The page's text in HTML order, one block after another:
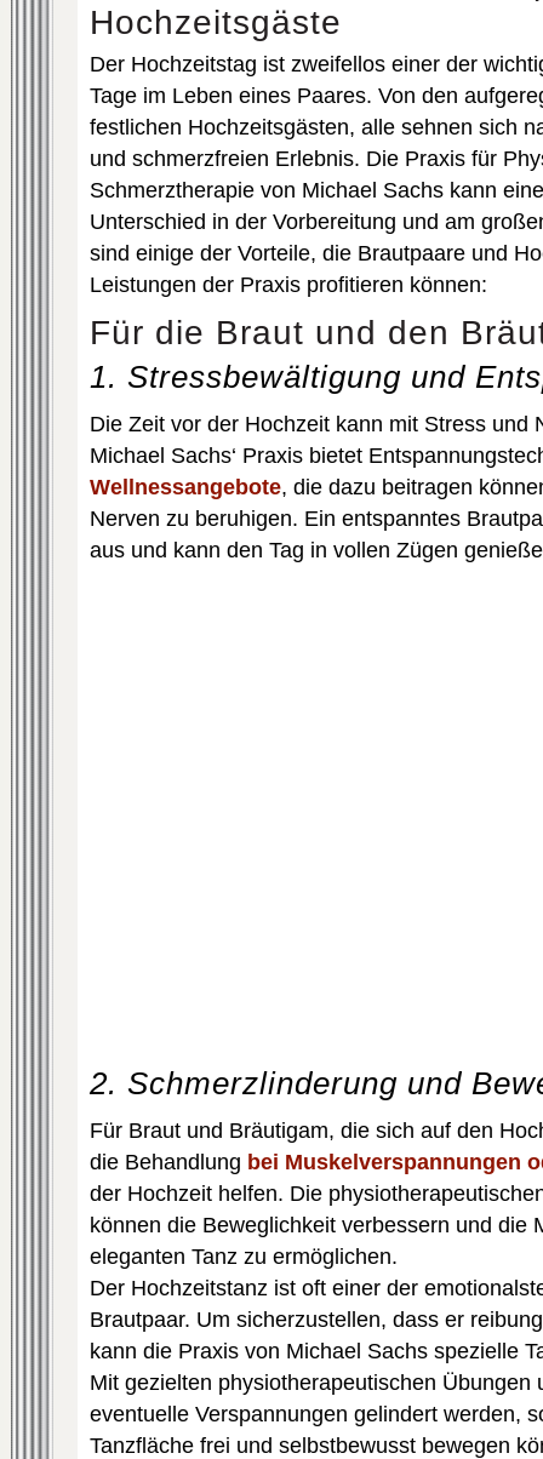
Hochzeitsgäste
Der Hochzeitstag ist zweifellos einer der
Tage im Leben eines Paares. Von den
festlichen Hochzeitsgästen, alle sehnen sich
und schmerzfreien Erlebnis. Die Praxis für
Schmerztherapie von Michael Sachs kann
Unterschied in der Vorbereitung und am
sind einige der Vorteile, die Brautpaare und
Leistungen der Praxis profitieren können:
Für die Braut und den
1. Stressbewältigung und
Die Zeit vor der Hochzeit kann mit Stress und
Michael Sachs‘ Praxis bietet
Wellnessangebote, die dazu beitragen
Nerven zu beruhigen. Ein entspanntes
aus und kann den Tag in vollen Zügen
2. Schmerzlinderung und
Für Braut und Bräutigam, die sich auf den
die Behandlung bei Muskelverspannungen
der Hochzeit helfen. Die
können die Beweglichkeit verbessern und die
eleganten Tanz zu ermöglichen.
Der Hochzeitstanz ist oft einer der
Brautpaar. Um sicherzustellen, dass er
kann die Praxis von Michael Sachs spezielle
Mit gezielten physiotherapeutischen Übungen
eventuelle Verspannungen gelindert werden,
Tanzfläche frei und selbstbewusst bewegen